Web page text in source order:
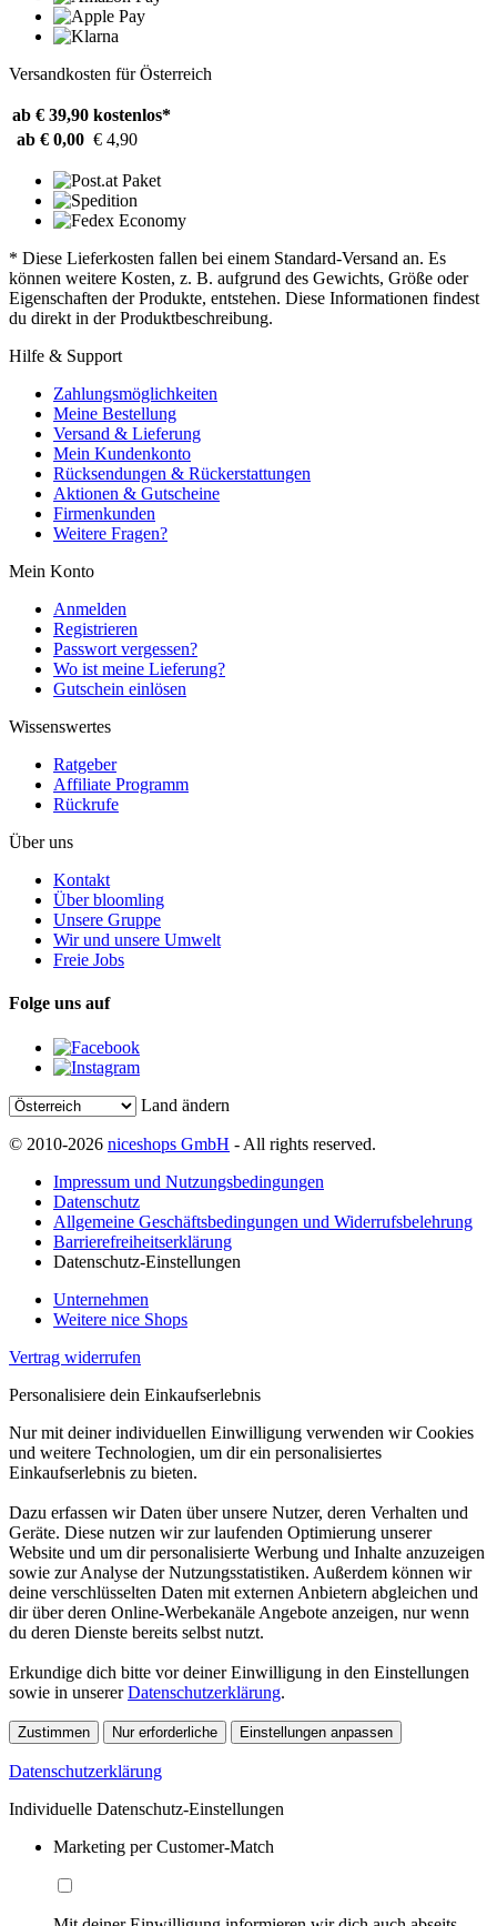
Versandkosten für Österreich
ab € 39,90 kostenlos*
ab € 0,00 € 4,90
* Diese Lieferkosten fallen bei einem Standard-Versand an. Es
können weitere Kosten, z. B. aufgrund des Gewichts, Größe oder
Eigenschaften der Produkte, entstehen. Diese Informationen findest
du direkt in der Produktbeschreibung.
Hilfe & Support
Zahlungsmöglichkeiten
Meine Bestellung
Versand & Lieferung
Mein Kundenkonto
Rücksendungen & Rückerstattungen
Aktionen & Gutscheine
Firmenkunden
Weitere Fragen?
Mein Konto
Anmelden
Registrieren
Passwort vergessen?
Wo ist meine Lieferung?
Gutschein einlösen
Wissenswertes
Ratgeber
Affiliate Programm
Rückrufe
Über uns
Kontakt
Über bloomling
Unsere Gruppe
Wir und unsere Umwelt
Freie Jobs
Folge uns auf
Land ändern
© 2010-2026 niceshops GmbH - All rights reserved.
Impressum und Nutzungsbedingungen
Datenschutz
Allgemeine Geschäftsbedingungen und Widerrufsbelehrung
Barrierefreiheitserklärung
Datenschutz-Einstellungen
Unternehmen
Weitere nice Shops
Vertrag widerrufen
Personalisiere dein Einkaufserlebnis
Nur mit deiner individuellen Einwilligung verwenden wir Cookies
und weitere Technologien, um dir ein personalisiertes
Einkaufserlebnis zu bieten.
Dazu erfassen wir Daten über unsere Nutzer, deren Verhalten und
Geräte. Diese nutzen wir zur laufenden Optimierung unserer
Website und um dir personalisierte Werbung und Inhalte anzuzeigen
sowie zur Analyse der Nutzungsstatistiken. Außerdem können wir
deine verschlüsselten Daten mit externen Anbietern abgleichen und
dir über deren Online-Werbekanäle Angebote anzeigen, nur wenn
du deren Dienste bereits selbst nutzt.
Erkundige dich bitte vor deiner Einwilligung in den Einstellungen
sowie in unsererDatenschutzerklärung.
Zustimmen Nur erforderliche Einstellungen anpassen
Datenschutzerklärung
Individuelle Datenschutz-Einstellungen
Marketing per Customer-Match